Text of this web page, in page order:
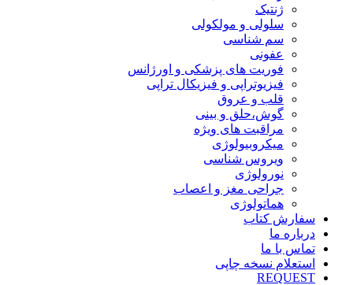
ژنتیک
سلولی و مولکولی
سم شناسی
عفونی
فوریت های پزشکی و اورژانس
فیزیوتراپی و فیزیکال تراپی
قلب و عروق
گوش،حلق و بینی
مراقبت های ویژه
میکروبیولوژی
ویروس شناسی
نورولوژی
جراحی مغز و اعصاب
هماتولوژی
سفارش کتاب
درباره ما
تماس با ما
استعلام نسخه چاپی
REQUEST